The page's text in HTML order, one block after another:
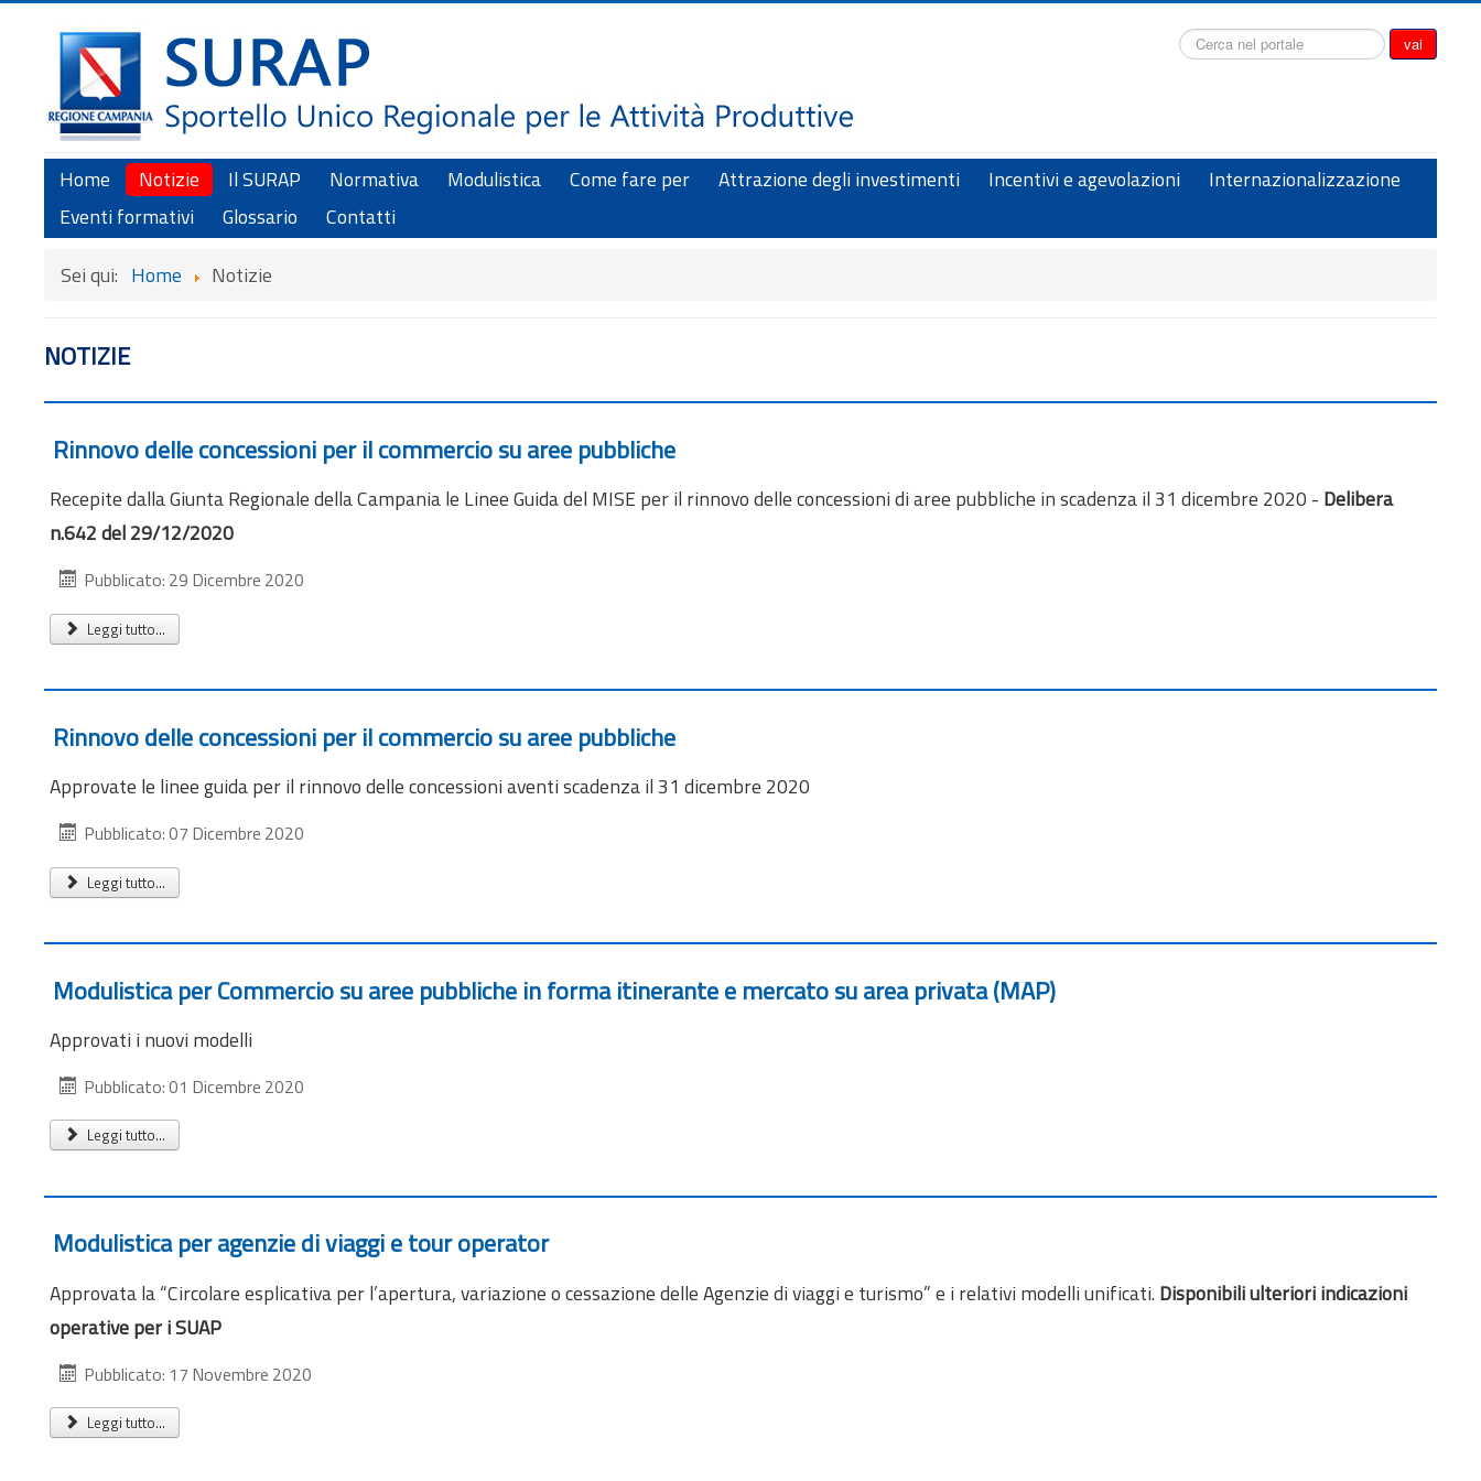
Cerca... vai
Home Notizie Il SURAP Normativa Modulistica Come fare per Attrazione degli investimenti Incentivi e agevolazioni
Internazionalizzazione
Eventi formativi
Glossario
Contatti
Sei qui: Home Notizie
NOTIZIE
Rinnovo delle concessioni per il commercio su aree pubbliche
Recepite dalla Giunta Regionale della Campania le Linee Guida del MISE per il rinnovo delle concessioni di aree pubbliche in scadenza il 31 dicembre 2020 - Delibera
n.642 del 29/12/2020
Pubblicato: 29 Dicembre 2020
Leggi tutto...
Rinnovo delle concessioni per il commercio su aree pubbliche
Approvate le linee guida per il rinnovo delle concessioni aventi scadenza il 31 dicembre 2020
Pubblicato: 07 Dicembre 2020
Leggi tutto...
Modulistica per Commercio su aree pubbliche in forma itinerante e mercato su area privata (MAP)
Approvati i nuovi modelli
Pubblicato: 01 Dicembre 2020
Leggi tutto...
Modulistica per agenzie di viaggi e tour operator
Approvata la “Circolare esplicativa per l’apertura, variazione o cessazione delle Agenzie di viaggi e turismo” e i relativi modelli unificati. Disponibili ulteriori indicazioni
operative per i SUAP
Pubblicato: 17 Novembre 2020
Leggi tutto...